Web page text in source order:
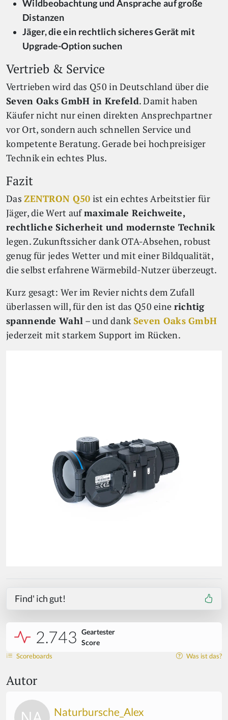
Wildbeobachtung und Ansprache auf große
Distanzen
Jäger, die ein rechtlich sicheres Gerät mit
Upgrade-Option suchen
Vertrieb & Service
Vertrieben wird das Q50 in Deutschland über die
Seven Oaks GmbH in Krefeld. Damit haben
Käufer nicht nur einen direkten Ansprechpartner
vor Ort, sondern auch schnellen Service und
kompetente Beratung. Gerade bei hochpreisiger
Technik ein echtes Plus.
Fazit
DasZENTRON Q50 ist ein echtes Arbeitstier für
Jäger, die Wert aufmaximale Reichweite,
rechtliche Sicherheit und modernste Technik
legen. Zukunftssicher dank OTA-Absehen, robust
genug für jedes Wetter und mit einer Bildqualität,
die selbst erfahrene Wärmebild-Nutzer überzeugt.
Kurz gesagt: Wer im Revier nichts dem Zufall
überlassen will, für den ist das Q50 eine richtig
spannende Wahl – und dank Seven Oaks GmbH
jederzeit mit starkem Support im Rücken.
Find' ich gut!
2.743 Geartester
Score
Scoreboards Was ist das?
Autor
Naturbursche_Alex